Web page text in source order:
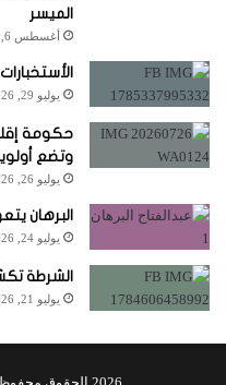
الميسر
أغسطس 6, 2026
يوليو 29, 2026
حكومة
وتضع
يوليو 26, 2026
البرهان
يوليو 24, 2026
الشرطة
يوليو 21, 2026